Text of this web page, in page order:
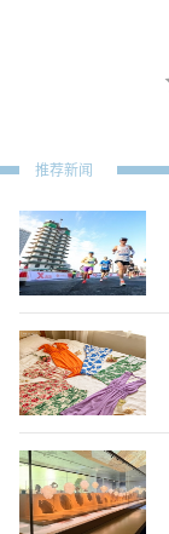
推荐新闻